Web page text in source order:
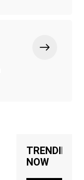
TRENDING
NOW